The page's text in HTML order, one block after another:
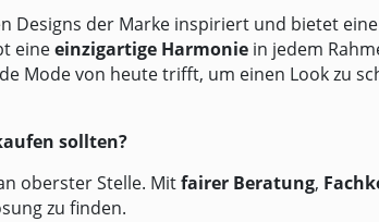
Designs der Marke inspiriert und bietet
eineeinzigartige Harmoniein jedem
Mode von heute trifft, um einen Look zu
sollten?
oberster Stelle. Mitfairer Beratung,
zu finden.